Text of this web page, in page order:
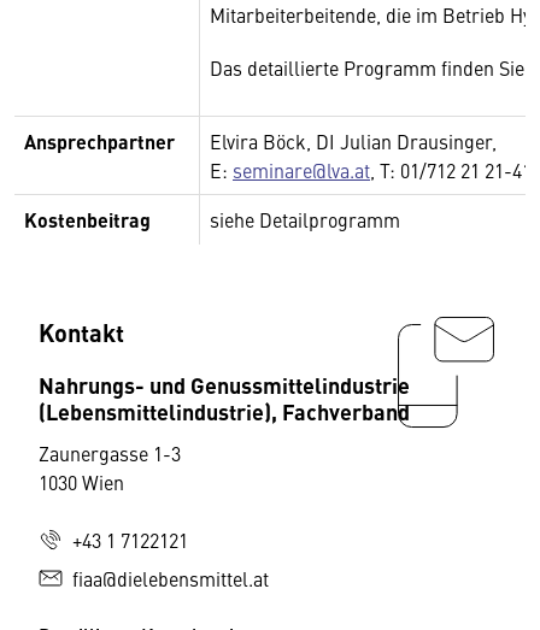
Mitarbeiterbeitende, die im Betrieb
Das detaillierte Programm finden Sie
Ansprechpartner
Elvira Böck, DI Julian Drausinger,
E: seminare@lva.at , T: 01/712 21 21-41
Kostenbeitrag siehe Detailprogramm
Kontakt
Nahrungs- und Genussmittelindustrie
(Lebensmittelindustrie), Fachverband
Zaunergasse 1-3
1030 Wien
+43 1 7122121
fiaa@dielebensmittel.at